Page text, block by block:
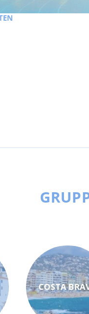
COSTA